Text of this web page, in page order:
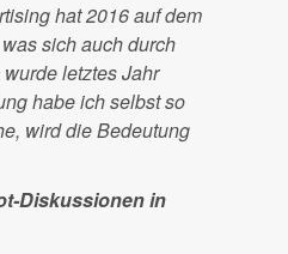
hat 2016 auf dem
sich auch durch
letztes Jahr
habe ich selbst so
wird die Bedeutung
Diskussionen in